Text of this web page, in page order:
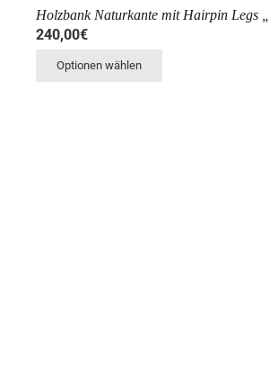
Holzbank Naturkante mit Hairpin Legs
240,00€
Optionen wählen